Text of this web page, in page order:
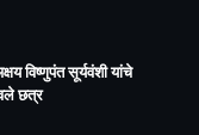
विष्णुपंत सूर्यवंशी यांचे
छत्र